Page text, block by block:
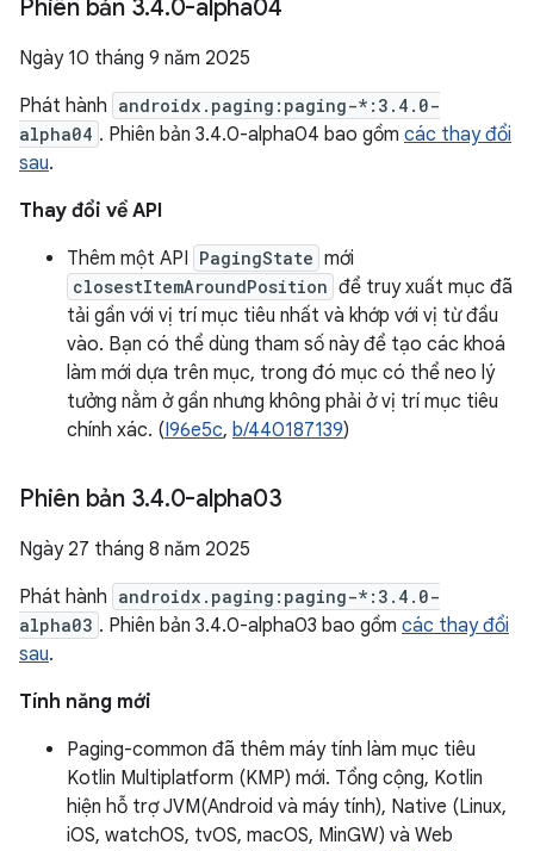
Phiên bản 3.4.0-alpha04
Ngày 10 tháng 9 năm 2025
Phát hành androidx.paging:paging-*:3.4.0-
alpha04 . Phiên bản 3.4.0-alpha04 bao gồm các thay đổi
sau.
Thay đổi về API
Thêm một API PagingState mới
closestItemAroundPosition để truy xuất mục đã
tải gần với vị trí mục tiêu nhất và khớp với vị từ đầu
vào. Bạn có thể dùng tham số này để tạo các khoá
làm mới dựa trên mục, trong đó mục có thể neo lý
tưởng nằm ở gần nhưng không phải ở vị trí mục tiêu
chính xác. (I96e5c, b/440187139)
Phiên bản 3.4.0-alpha03
Ngày 27 tháng 8 năm 2025
Phát hành androidx.paging:paging-*:3.4.0-
alpha03 . Phiên bản 3.4.0-alpha03 bao gồm các thay đổi
sau.
Tính năng mới
Paging-common đã thêm máy tính làm mục tiêu
Kotlin Multiplatform (KMP) mới. Tổng cộng, Kotlin
hiện hỗ trợ JVM(Android và máy tính), Native (Linux,
iOS, watchOS, tvOS, macOS, MinGW) và Web